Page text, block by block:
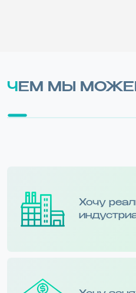
ЧЕМ МЫ
Хочу